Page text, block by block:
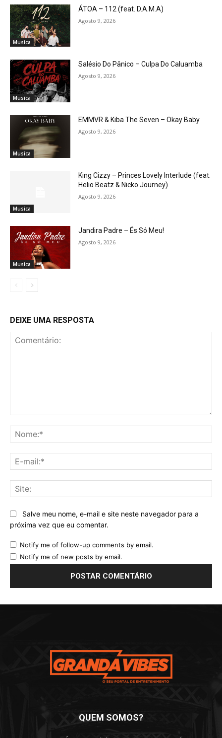
Musica
ÁTOA – 112 (feat. D.A.M.A)
Agosto 9, 2026
Musica
Salésio Do Pânico – Culpa Do Caluamba
Agosto 9, 2026
Musica
EMMVR & Kiba The Seven – Okay Baby
Agosto 9, 2026
Musica
King Cizzy – Princes Lovely Interlude (feat.
Helio Beatz & Nicko Journey)
Agosto 9, 2026
Musica
Jandira Padre – És Só Meu!
Agosto 9, 2026
DEIXE UMA RESPOSTA
Salve meu nome, e-mail e site neste navegador para a
próxima vez que eu comentar.
Notify me of follow-up comments by email.
Notify me of new posts by email.
QUEM SOMOS?